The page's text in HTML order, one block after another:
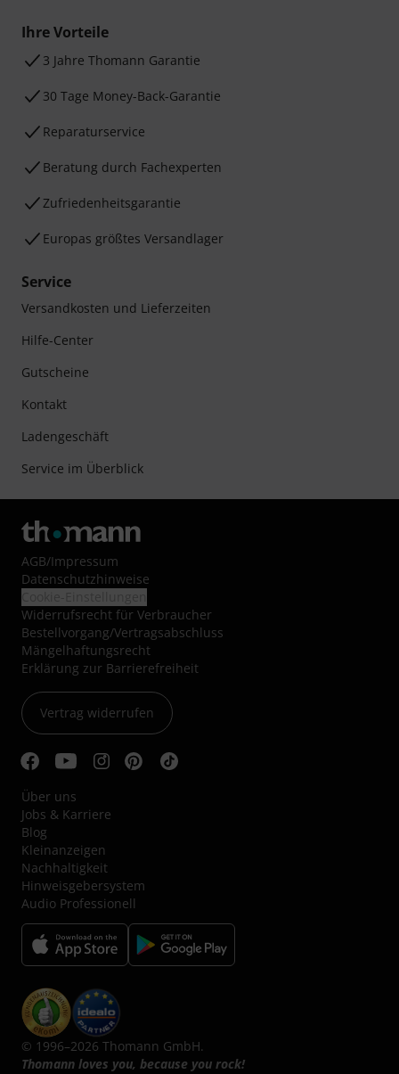
Ihre Vorteile
3 Jahre Thomann Garantie
30 Tage Money-Back-Garantie
Reparaturservice
Beratung durch Fachexperten
Zufriedenheitsgarantie
Europas größtes Versandlager
Service
Versandkosten und Lieferzeiten
Hilfe-Center
Gutscheine
Kontakt
Ladengeschäft
Service im Überblick
AGB/Impressum
Datenschutzhinweise
Widerrufsrecht für Verbraucher
Bestellvorgang/Vertragsabschluss
Mängelhaftungsrecht
Erklärung zur Barrierefreiheit
Vertrag widerrufen
Über uns
Jobs & Karriere
Blog
Kleinanzeigen
Nachhaltigkeit
Hinweisgebersystem
Audio Professionell
© 1996–2026 Thomann GmbH.
Thomann loves you, because you rock!